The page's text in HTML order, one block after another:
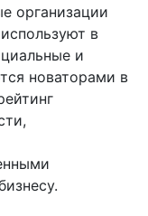
организации
в
и
новаторами в